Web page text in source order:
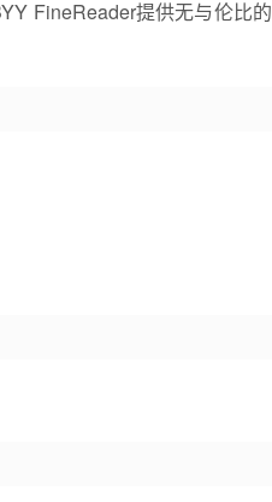
FineReader提供无与伦比的